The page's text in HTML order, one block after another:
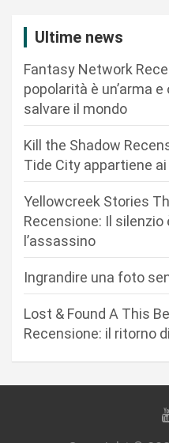
Ultime news
Fantasy Network
popolarità è un’arma e
salvare il mondo
Kill the Shadow
Tide City appartiene
Yellowcreek Stories
Recensione: Il silenzio
l’assassino
Ingrandire una foto
Lost & Found A This
Recensione: il ritorno